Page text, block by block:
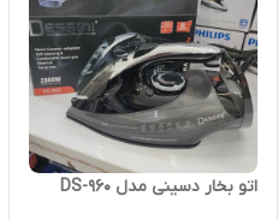
اتو بخار دسینی مدل DS-960